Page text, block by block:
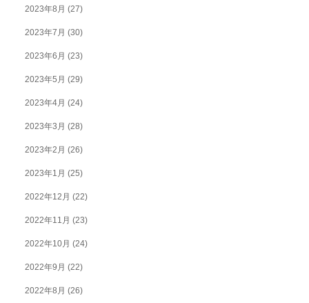
2023年8月 (27)
2023年7月 (30)
2023年6月 (23)
2023年5月 (29)
2023年4月 (24)
2023年3月 (28)
2023年2月 (26)
2023年1月 (25)
2022年12月 (22)
2022年11月 (23)
2022年10月 (24)
2022年9月 (22)
2022年8月 (26)